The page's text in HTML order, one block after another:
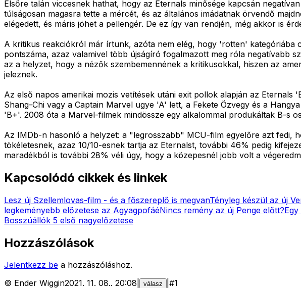
Elsőre talán viccesnek hathat, hogy az Eternals minősége kapcsán
túlságosan magasra tette a mércét, és az általános imádatnak örvendő
elégedett, és máris jöhet a pellengér. De ez így van rendjén, még akkor is
A kritikus reakciókról már írtunk, azóta nem elég, hogy 'rotten' kategóriába
pontszáma, azaz valamivel több újságíró fogalmazott meg róla negatívabb
az a helyzet, hogy a nézők szembemennének a kritikusokkal, hiszen az
jeleznek.
Az első napos amerikai mozis vetítések utáni exit pollok alapján az
Shang-Chi vagy a Captain Marvel ugye 'A' lett, a Fekete Özvegy és a
'B+'. 2008 óta a Marvel-filmek mindössze egy alkalommal produkáltak B-s
Az IMDb-n hasonló a helyzet: a "legrosszabb" MCU-film egyelőre azt fedi,
tökéletesnek, azaz 10/10-esnek tartja az Eternalst, további 46% pedig
maradékból is további 28% véli úgy, hogy a közepesnél jobb volt a
Kapcsolódó cikkek és linkek
Lesz új Szellemlovas-film - és a főszereplő is megvanTényleg készül az új
legkeményebb előzetese az AgyagpofáéNincs remény az új Penge előtt?
Bosszúállók 5 első nagyelőzetese
Hozzászólások
Jelentkezz be a hozzászóláshoz.
© Ender Wiggin2021. 11. 08.. 20:08 válasz #1